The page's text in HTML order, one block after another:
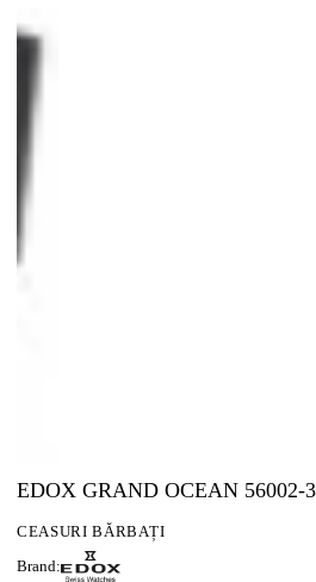
EDOX GRAND OCEAN 56002-
CEASURI BĂRBAȚI
Brand: